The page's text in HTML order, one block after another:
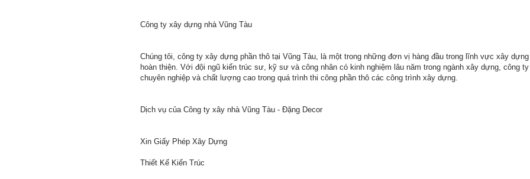
Công ty xây dựng nhà Vũng Tàu
Chúng tôi, công ty xây dựng phần thô tại Vũng Tàu, là một trong những đơn vị hàng đầu trong lĩnh vực xây
hoàn thiện. Với đội ngũ kiến trúc sư, kỹ sư và công nhân có kinh nghiệm lâu năm trong ngành xây dựng, công
chuyên nghiệp và chất lượng cao trong quá trình thi công phần thô các công trình xây dựng.
Dịch vụ của Công ty xây nhà Vũng Tàu - Đặng Decor
Xin Giấy Phép Xây Dựng
Thiết Kế Kiến Trúc